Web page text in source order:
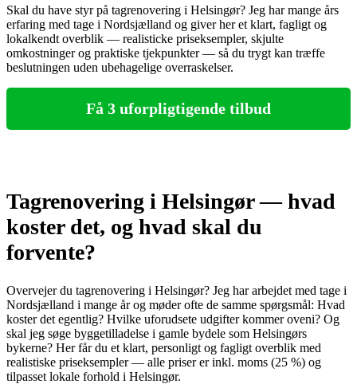
Skal du have styr på tagrenovering i Helsingør? Jeg har mange års
erfaring med tage i Nordsjælland og giver her et klart, fagligt og
lokalkendt overblik — realisticke priseksempler, skjulte
omkostninger og praktiske tjekpunkter — så du trygt kan træffe
beslutningen uden ubehagelige overraskelser.
Få 3 uforpligtigende tilbud
Tagrenovering i Helsingør — hvad
koster det, og hvad skal du
forvente?
Overvejer du tagrenovering i Helsingør? Jeg har arbejdet med tage i
Nordsjælland i mange år og møder ofte de samme spørgsmål: Hvad
koster det egentlig? Hvilke uforudsete udgifter kommer oveni? Og
skal jeg søge byggetilladelse i gamle bydele som Helsingørs
bykerne? Her får du et klart, personligt og fagligt overblik med
realistiske priseksempler — alle priser er inkl. moms (25 %) og
tilpasset lokale forhold i Helsingør.